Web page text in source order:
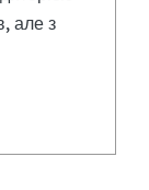
але з